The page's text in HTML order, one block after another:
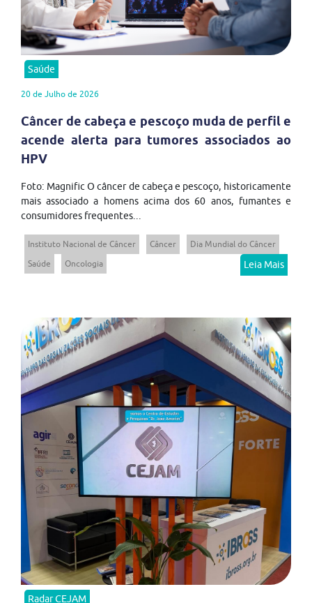
Saúde
20 de Julho de 2026
Câncer de cabeça e pescoço muda de perfil e
acende alerta para tumores associados ao
HPV
Foto: Magnific O câncer de cabeça e pescoço, historicamente
mais associado a homens acima dos 60 anos, fumantes e
consumidores frequentes...
Instituto Nacional de Câncer Câncer
Dia Mundial do Câncer
Saúde
Oncologia Leia Mais
Radar CEJAM